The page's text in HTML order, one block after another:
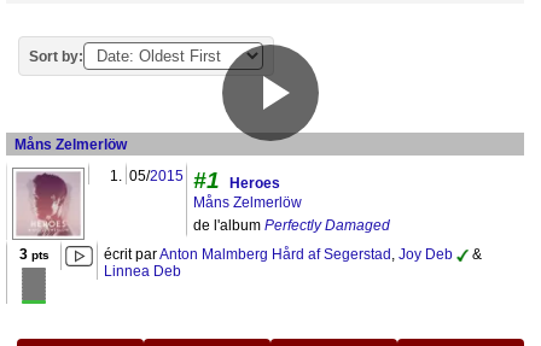
Sort by:
Måns Zelmerlöw
1. 05/2015 #1
Heroes
Måns Zelmerlöw
de l'album Perfectly Damaged
3pts écrit parAnton Malmberg Hård af Segerstad , Joy Deb
&
Linnea Deb